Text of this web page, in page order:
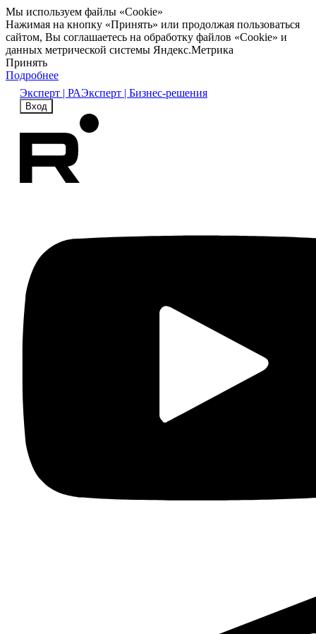
Мы используем файлы «Cookie»
Нажимая на кнопку «Принять» или продолжая пользоваться
сайтом, Вы соглашаетесь на обработку файлов «Cookie» и
данных метрической системы Яндекс.Метрика
Принять
Подробнее
Эксперт | РАЭксперт | Бизнес-решения
Вход